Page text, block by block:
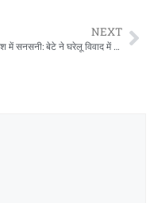
NEXT
ऋषिकेश में सनसनी: बेटे ने घरेलू विवाद में मां को मारी गोली, एम्स में जिंदगी की जंग